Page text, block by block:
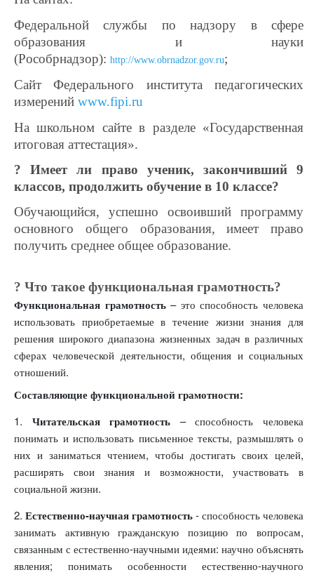
Федеральной службы по надзору в сфере
образования и науки
(Рособрнадзор): http://www.obrnadzor.gov.ru;
Cайт Федерального института педагогических
измерений www.fipi.ru
На школьном сайте в разделе «Государственная
итоговая аттестация».
? Имеет ли право ученик, закончивший 9
классов, продолжить обучение в 10 классе?
Обучающийся, успешно освоивший программу
основного общего образования, имеет право
получить среднее общее образование.
? Что такое функциональная грамотность?
Функциональная грамотность– это способность человека
использовать приобретаемые в течение жизни знания для
решения широкого диапазона жизненных задач в различных
сферах человеческой деятельности, общения и социальных
отношений.
Составляющие функциональной грамотности:
1. Читательская грамотность – способность человека
понимать и использовать письменное тексты, размышлять о
них и заниматься чтением, чтобы достигать своих целей,
расширять свои знания и возможности, участвовать в
социальной жизни.
2. Естественно-научная грамотность- способность человека
занимать активную гражданскую позицию по вопросам,
связанным с естественно-научными идеями: научно объяснять
явления; понимать особенности естественно-научного